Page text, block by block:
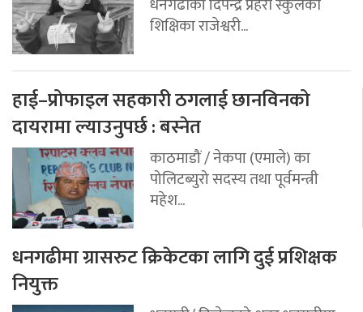
शिक्षिका राजेश्वरी...
हाई–प्रोफाइल सहकारी ठगलाई छानविनको
दायरामा ल्याउनुपर्छ : बस्नेत
काठमाडौं / नेकपा (एमाले) का
पोलिटब्युरो सदस्य तथा पूर्वमन्त्री
महेश...
धनगढीमा ग्रासरुट क्रिकेटका लागि दुई प्रशिक्षक
नियुक्त